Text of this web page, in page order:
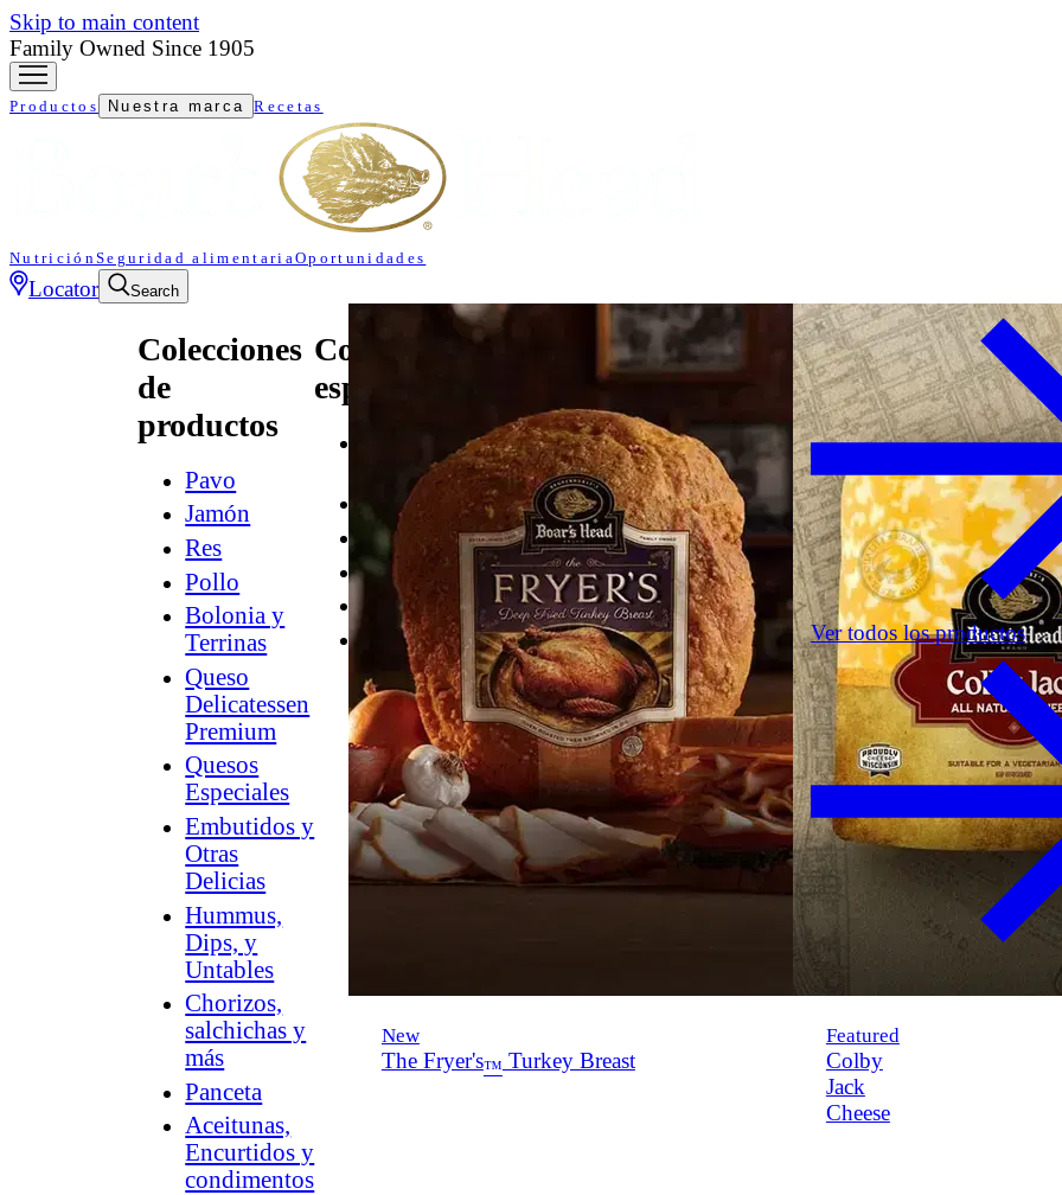
Skip to main content
Family Owned Since 1905
Productos Nuestra marca Recetas
NutriciónSeguridad alimentariaOportunidades
Locator Search
Colecciones
de
productos
Pavo
Jamón
Res
Pollo
Bolonia y
Terrinas
Queso
Delicatessen
Premium
Quesos
Especiales
Embutidos y
Otras
Delicias
Hummus,
Dips, y
Untables
Chorizos,
salchichas y
más
Panceta
Aceitunas,
Encurtidos y
condimentos
Colecciones
especializadas
Natural*
Audacia
Desayuno
Parrilla
Hummus
Snacks
New
The Fryer's™ Turkey Breast
Featured
Colby
Jack
Cheese
Ver todos los productos